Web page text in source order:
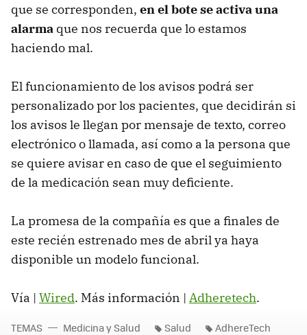
que se corresponden, en el bote se activa una
alarma que nos recuerda que lo estamos
haciendo mal.
El funcionamiento de los avisos podrá ser
personalizado por los pacientes, que decidirán si
los avisos le llegan por mensaje de texto, correo
electrónico o llamada, así como a la persona que
se quiere avisar en caso de que el seguimiento
de la medicación sean muy deficiente.
La promesa de la compañía es que a finales de
este recién estrenado mes de abril ya haya
disponible un modelo funcional.
Vía | Wired. Más información | Adheretech.
TEMAS Medicina y Salud Salud AdhereTech